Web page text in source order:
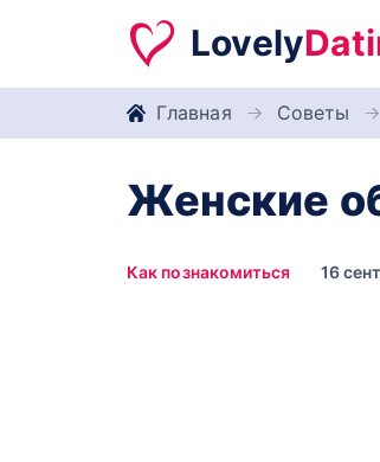
Lovely
Главная Советы
Женские
Как познакомиться 16